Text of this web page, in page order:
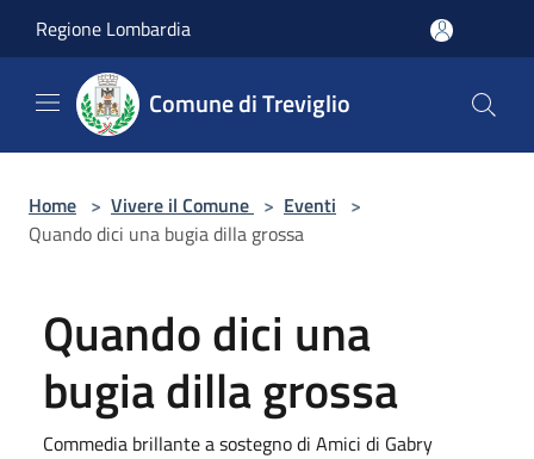
Regione Lombardia
Comune di Treviglio
Home > Vivere il Comune > Eventi >
Quando dici una bugia dilla grossa
Quando dici una
bugia dilla grossa
Commedia brillante a sostegno di Amici di Gabry